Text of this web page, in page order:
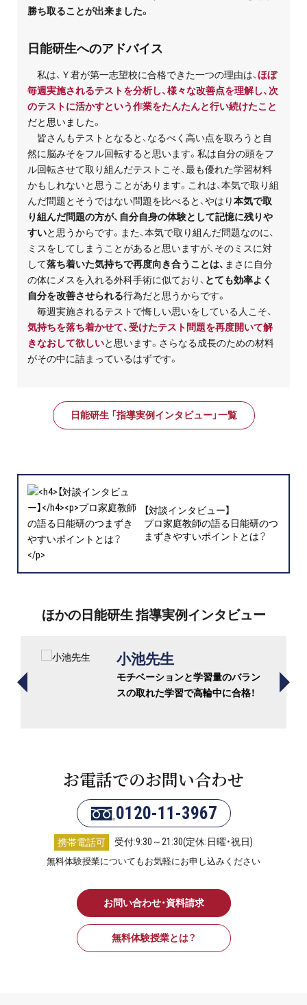
勝ち取ることが出来ました。
日能研生へのアドバイス
私は、Ｙ君が第一志望校に合格できた一つの理由は、ほぼ
毎週実施されるテストを分析し、様々な改善点を理解し、次
のテストに活かすという作業をたんたんと行い続けたこと
だと思いました。
皆さんもテストとなると、なるべく高い点を取ろうと自
然に脳みそをフル回転すると思います。私は自分の頭をフ
ル回転させて取り組んだテストこそ、最も優れた学習材料
かもしれないと思うことがあります。これは、本気で取り組
んだ問題とそうではない問題を比べると、やはり本気で取
り組んだ問題の方が、自分自身の体験として記憶に残りや
すいと思うからです。また、本気で取り組んだ問題なのに、
ミスをしてしまうことがあると思いますが、そのミスに対
して落ち着いた気持ちで再度向き合うことは、 まさに自分
の体にメスを入れる外科手術に似ており、 とても効率よく
自分を改善させられる行為だと思うからです。
毎週実施されるテストで悔しい思いをしている人こそ、
気持ちを落ち着かせて、受けたテスト問題を再度開いて解
きなおして欲しいと思います。さらなる成長のための材料
がその中に詰まっているはずです。
日能研生 「指導実例インタビュー」一覧
【対談インタビュー】
プロ家庭教師の語る日能研のつ
まずきやすいポイントとは？
ほかの日能研生 指導実例インタビュー
小池先生
モチベーションと学習量のバラン
スの取れた学習で高輪中に合格！
お電話でのお問い合わせ
0120-11-3967
携帯電話可 受付:9:30～21:30(定休:日曜・祝日)
無料体験授業についてもお気軽にお申し込みください
お問い合わせ・資料請求
無料体験授業とは？